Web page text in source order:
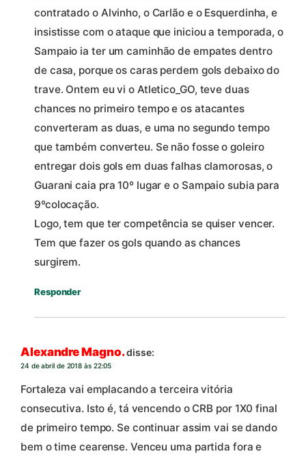
contratado o Alvinho, o Carlão e o Esquerdinha, e
insistisse com o ataque que iniciou a temporada, o
Sampaio ia ter um caminhão de empates dentro
de casa, porque os caras perdem gols debaixo do
trave. Ontem eu vi o Atletico_GO, teve duas
chances no primeiro tempo e os atacantes
converteram as duas, e uma no segundo tempo
que também converteu. Se não fosse o goleiro
entregar dois gols em duas falhas clamorosas, o
Guarani caia pra 10º lugar e o Sampaio subia para
9ºcolocação.
Logo, tem que ter competência se quiser vencer.
Tem que fazer os gols quando as chances
surgirem.
Responder
Alexandre Magno.disse:
24 de abril de 2018 às 22:05
Fortaleza vai emplacando a terceira vitória
consecutiva. Isto é, tá vencendo o CRB por 1X0 final
de primeiro tempo. Se continuar assim vai se dando
bem o time cearense. Venceu uma partida fora e